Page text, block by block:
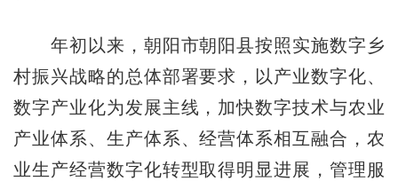
年初以来，朝阳市朝阳县按照实施数字乡
村振兴战略的总体部署要求，以产业数字化、
数字产业化为发展主线，加快数字技术与农业
产业体系、生产体系、经营体系相互融合，农
业生产经营数字化转型取得明显进展，管理服